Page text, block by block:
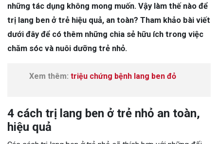
những tác dụng không mong muốn. Vậy làm thế nào để
trị lang ben ở trẻ hiệu quả, an toàn? Tham khảo bài viết
dưới đây để có thêm những chia sẻ hữu ích trong việc
chăm sóc và nuôi dưỡng trẻ nhỏ.
Xem thêm: triệu chứng bệnh lang ben đỏ
4 cách trị lang ben ở trẻ nhỏ an toàn,
hiệu quả